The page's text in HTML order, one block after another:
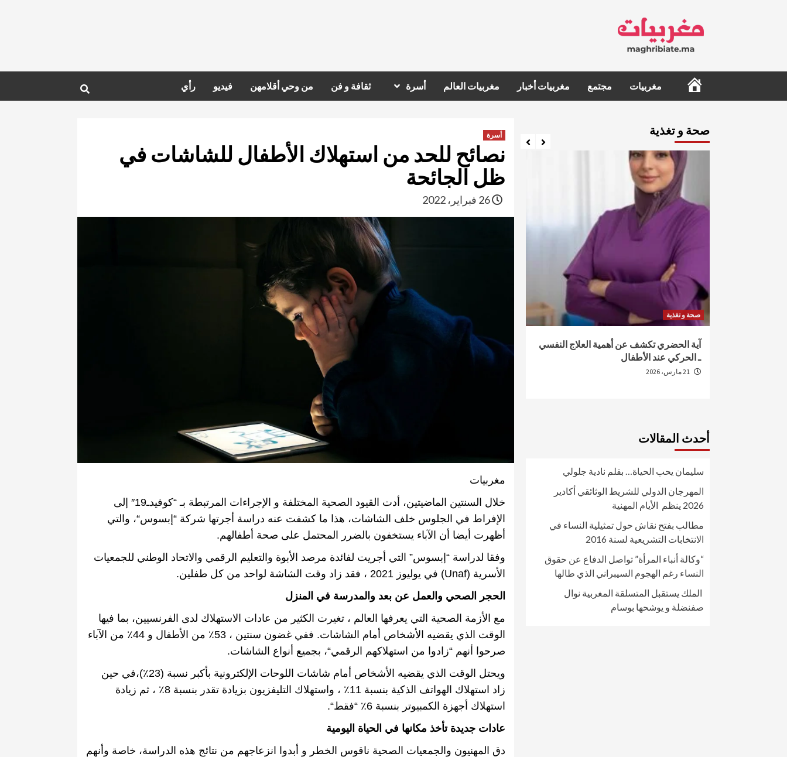
الرئيسيةمغربيات مجتمع مغربيات أخبار مغربيات العالم أسرة ثقافة و فن من وحي أقلامهن فيديو رأي
أسرة
نصائح للحد من استهلاك الأطفال للشاشات في
ظل الجائحة
مغربيات
خلال السنتين الماضيتين، أدت القيود الصحية المختلفة و الإجراءات المرتبطة بـ “كوفيدـ19″
إلى
الإفراط في الجلوس خلف الشاشات، هذا ما كشفت عنه دراسة أجرتها شركة “إبسوس“، والتي
أظهرت أيضا أن الآباء يستخفون بالضرر المحتمل على صحة أطفالهم.
وفقا لدراسة “إبسوس” التي أجريت لفائدة مرصد الأبوة والتعليم الرقمي والاتحاد الوطني للجمعيات
الأسرية (Unaf) في يوليوز 2021 ، فقد زاد وقت الشاشة لواحد من كل طفلين.
الحجر الصحي والعمل عن بعد والمدرسة في المنزل
مع الأزمة الصحية التي يعرفها العالم ، تغيرت الكثير من عادات الاستهلاك لدى الفرنسيين، بما فيها
الوقت الذي يقضيه الأشخاص أمام الشاشات. ففي غضون سنتين ، 53٪ من الأطفال و 44٪ من الآباء
صرحوا أنهم “زادوا من استهلاكهم الرقمي“، بجميع أنواع الشاشات.
ويحتل الوقت الذي يقضيه الأشخاص أمام شاشات اللوحات الإلكترونية بأكبر نسبة (23 ٪)،في حين
زاد استهلاك الهواتف الذكية بنسبة 11٪ ، واستهلاك التليفزيون بزيادة تقدر بنسبة 8٪ ، ثم زيادة
استهلاك أجهزة الكمبيوتر بنسبة 6٪ “فقط“.
عادات جديدة تأخذ مكانها في الحياة اليومية
دق المهنيون والجمعيات الصحية ناقوس الخطر و أبدوا انزعاجهم من نتائج هذه الدراسة، خاصة وأنهم
صحة و تغذية
صحة و تغذية
آية الحضري تكشف عن أهمية العلاج النفسي
ـ الحركي عند الأطفال
خلال ندوة علمية…الإعلان عن انطلاق علاج
سرطان البروستات في المغرب بتقنية
صحة و تغذية
مراكش تحتضن مؤتمرا علميا يسلط الضوء
أحدث المقالات
سليمان يحب الحياة… بقلم نادية جلولي
المهرجان الدولي للشريط الوثائقي أكادير
2026 ينظم الأيام المهنية
مطالب بفتح نقاش حول تمثيلية النساء في
الانتخابات التشريعية لسنة 2016
“وكالة أنباء المرأة” تواصل الدفاع عن حقوق
النساء رغم الهجوم السيبراني الذي طالها
الملك يستقبل المتسلقة المغربية نوال
صفنضلة و يوشحها بوسام